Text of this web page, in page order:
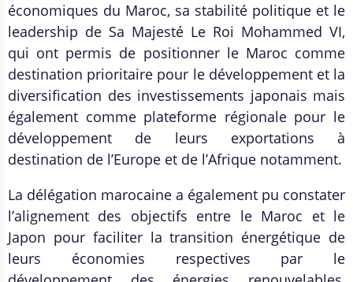
économiques du Maroc, sa stabilité politique et le
leadership de Sa Majesté Le Roi Mohammed VI,
qui ont permis de positionner le Maroc comme
destination prioritaire pour le développement et la
diversification des investissements japonais mais
également comme plateforme régionale pour le
développement de leurs exportations à
destination de l’Europe et de l’Afrique notamment.
La délégation marocaine a également pu constater
l’alignement des objectifs entre le Maroc et le
Japon pour faciliter la transition énergétique de
leurs économies respectives par le